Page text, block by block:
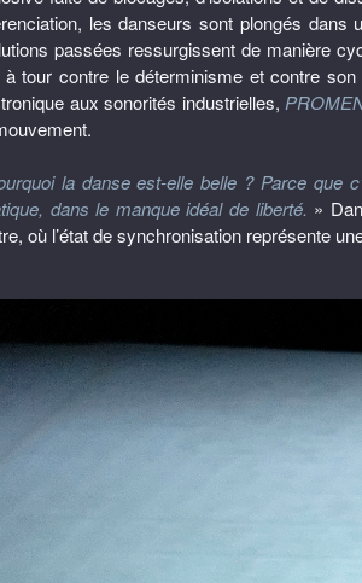
les danseurs sont plongés dans
passées ressurgissent de manière
à tour contre le déterminisme et contre
aux sonorités industrielles,
la danse est-elle belle ? Parce que
dans le manque idéal de liberté. »
où l’état de synchronisation représente